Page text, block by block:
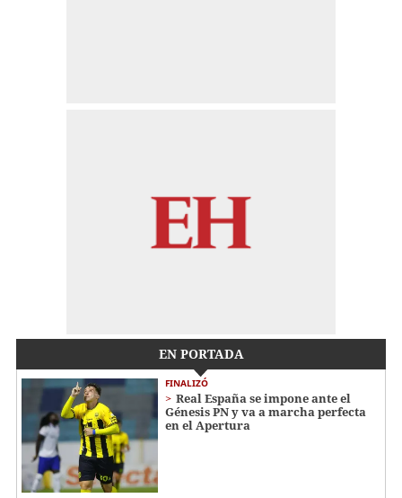
EN PORTADA
FINALIZÓ
Real España se impone ante el
Génesis PN y va a marcha perfecta
en el Apertura